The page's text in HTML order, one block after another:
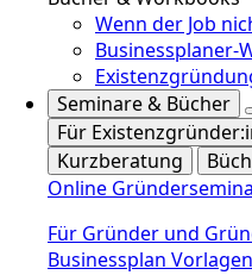
Wenn der Job
Businessplaner-
Seminare & Bücher
Für
Kurzberatung
Online
Für Gründer und
Businessplan